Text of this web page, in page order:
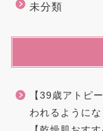
未分類
【39歳アトピ
われるように